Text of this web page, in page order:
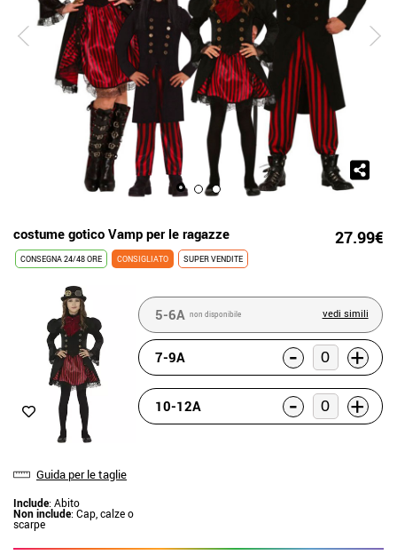
costume gotico Vamp per le ragazze 27.99€
CONSEGNA 24/48 ORE CONSIGLIATO SUPER VENDITE
Guida per le taglie
Include: Abito
Non include: Cap, calze o
scarpe
5-6A non disponibile vedi simili
7-9A - +
10-12A - +